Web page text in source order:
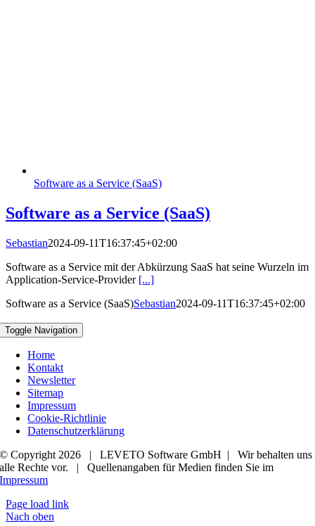
Software as a Service (SaaS)
Software as a Service (SaaS)
Sebastian2024-09-11T16:37:45+02:00
Software as a Service mit der Abkürzung SaaS hat seine Wurzeln im
Application-Service-Provider [...]
Software as a Service (SaaS)Sebastian2024-09-11T16:37:45+02:00
Toggle Navigation
Home
Kontakt
Newsletter
Sitemap
Impressum
Cookie-Richtlinie
Datenschutzerklärung
© Copyright 2026 | LEVETO Software GmbH | Wir behalten uns
alle Rechte vor. | Quellenangaben für Medien finden Sie im
Impressum
Page load link
Nach oben